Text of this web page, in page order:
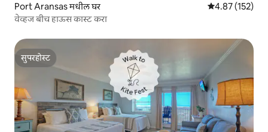
Port Aransas मधील घर 5 पैकी 4.87
4.87 (152)
वेव्हज बीच हाऊस कास्ट करा
सुपरहोस्ट
सुपरहोस्ट